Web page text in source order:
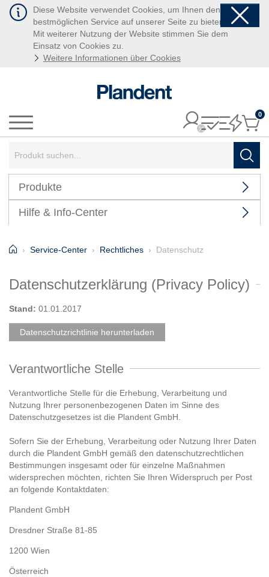
Diese Website verwendet Cookies, um Ihnen den
bestmöglichen Service auf unserer Seite zu bieten.
Mit weiterer Nutzung der Website stimmen Sie dem
Einsatz von Cookies zu.
Weitere Informationen über Cookies
Menü
0
Produkte
Hilfe & Info-Center
HomeService-Center Rechtliches Datenschutz
Datenschutzerklärung (Privacy Policy)
Stand: 01.01.2017
Datenschutzrichtlinie herunterladen
Verantwortliche Stelle
Verantwortliche Stelle für die Erhebung, Verarbeitung und
Nutzung Ihrer personenbezogenen Daten im Sinne des
Datenschutzgesetzes ist die Plandent GmbH.
Sofern Sie der Erhebung, Verarbeitung oder Nutzung Ihrer Daten
durch die Plandent GmbH gemäß den datenschutzrechtlichen
Bestimmungen insgesamt oder für einzelne Maßnahmen
widersprechen möchten, richten Sie Ihren Widerspruch per Post
an folgende Kontaktdaten:
Plandent GmbH
Dresdner Straße 81-85
1200 Wien
Österreich